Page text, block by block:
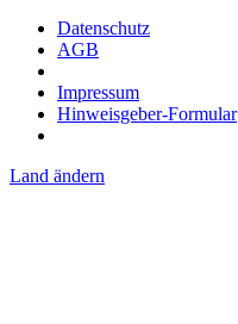
Datenschutz
AGB
Impressum
Hinweisgeber-Formular
Land ändern